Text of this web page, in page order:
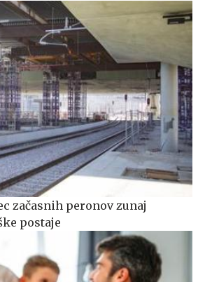
začasnih peronov zunaj
postaje